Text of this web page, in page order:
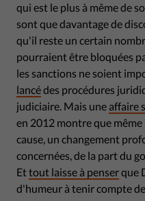
qui est le plus à même de
sont que davantage de
qu'il reste un certain
pourraient être bloquées
les sanctions ne soient
lancédes procédures
judiciaire. Mais une affaire
en 2012 montre que
cause, un changement
concernées, de la part du
Ettout laisse à penserque
d'humeur à tenir compte